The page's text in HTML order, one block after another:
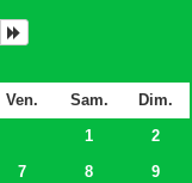
Ven. Sam.
Dim.
1
2
7 8
9